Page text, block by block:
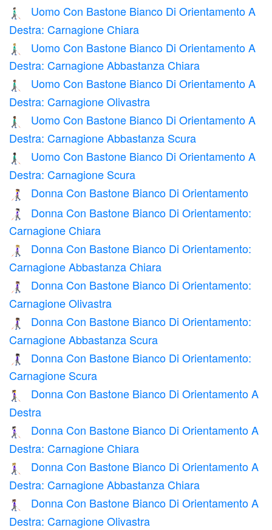
👨🏻‍🦯‍➡️
Uomo Con Bastone Bianco Di Orientamento A
Destra: Carnagione Chiara
👨🏼‍🦯‍➡️
Uomo Con Bastone Bianco Di Orientamento A
Destra: Carnagione Abbastanza Chiara
👨🏽‍🦯‍➡️
Uomo Con Bastone Bianco Di Orientamento A
Destra: Carnagione Olivastra
👨🏾‍🦯‍➡️
Uomo Con Bastone Bianco Di Orientamento A
Destra: Carnagione Abbastanza Scura
👨🏿‍🦯‍➡️
Uomo Con Bastone Bianco Di Orientamento A
Destra: Carnagione Scura
👩‍🦯 Donna Con Bastone Bianco Di Orientamento
👩🏻‍🦯
Donna Con Bastone Bianco Di Orientamento:
Carnagione Chiara
👩🏼‍🦯
Donna Con Bastone Bianco Di Orientamento:
Carnagione Abbastanza Chiara
👩🏽‍🦯
Donna Con Bastone Bianco Di Orientamento:
Carnagione Olivastra
👩🏾‍🦯
Donna Con Bastone Bianco Di Orientamento:
Carnagione Abbastanza Scura
👩🏿‍🦯
Donna Con Bastone Bianco Di Orientamento:
Carnagione Scura
👩‍🦯‍➡️
Donna Con Bastone Bianco Di Orientamento A
Destra
👩🏻‍🦯‍➡️
Donna Con Bastone Bianco Di Orientamento A
Destra: Carnagione Chiara
👩🏼‍🦯‍➡️
Donna Con Bastone Bianco Di Orientamento A
Destra: Carnagione Abbastanza Chiara
👩🏽‍🦯‍➡️
Donna Con Bastone Bianco Di Orientamento A
Destra: Carnagione Olivastra